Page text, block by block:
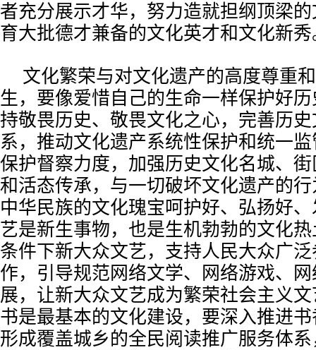
者充分展示才华，努力造就担纲顶梁
育大批德才兼备的文化英才和文化新秀
文化繁荣与对文化遗产的高度尊重
生，要像爱惜自己的生命一样保护好
持敬畏历史、敬畏文化之心，完善历
系，推动文化遗产系统性保护和统一
保护督察力度，加强历史文化名城、
和活态传承，与一切破坏文化遗产的
中华民族的文化瑰宝呵护好、弘扬好
艺是新生事物，也是生机勃勃的文化
条件下新大众文艺，支持人民大众广
作，引导规范网络文学、网络游戏、
展，让新大众文艺成为繁荣社会主义
书是最基本的文化建设，要深入推进
形成覆盖城乡的全民阅读推广服务体